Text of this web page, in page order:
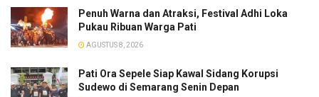
Penuh Warna dan Atraksi, Festival Adhi Loka
Pukau Ribuan Warga Pati
AGUSTUS 8, 2026
Pati Ora Sepele Siap Kawal Sidang Korupsi
Sudewo di Semarang Senin Depan